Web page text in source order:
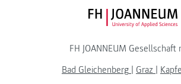
FH JOANNEUM Gesellschaft
Bad Gleichenberg | Graz |